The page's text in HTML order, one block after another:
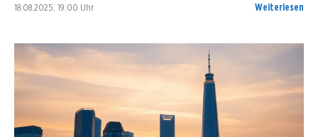
18.08.2025, 19:00 Uhr Weiterlesen